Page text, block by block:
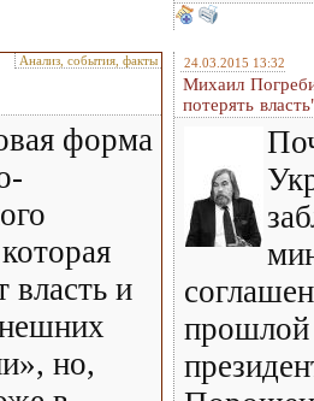
Анализ, события, факты
форма
власть и
но,
24.03.2015 13:32
Михаил
потерять
прошлой